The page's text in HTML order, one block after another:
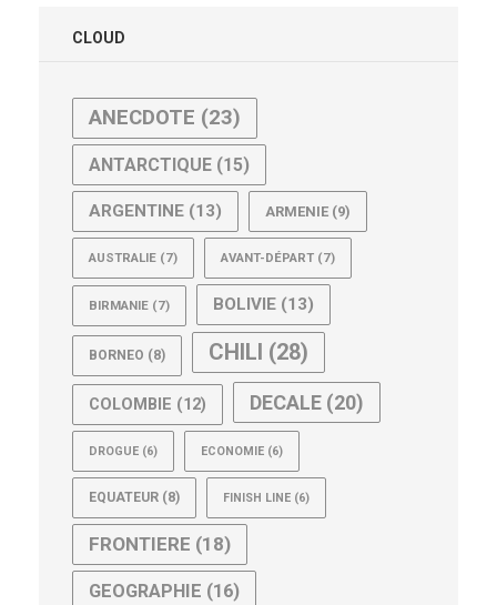
CLOUD
ANECDOTE (23)
ANTARCTIQUE (15)
ARGENTINE (13) ARMENIE (9)
AUSTRALIE (7) AVANT-DÉPART (7)
BIRMANIE (7) BOLIVIE (13)
BORNEO (8) CHILI (28)
COLOMBIE (12) DECALE (20)
DROGUE (6) ECONOMIE (6)
EQUATEUR (8) FINISH LINE (6)
FRONTIERE (18)
GEOGRAPHIE (16)